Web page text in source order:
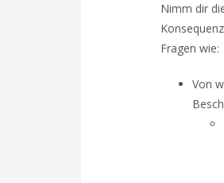
Nimm dir
Fragen wie:
Von